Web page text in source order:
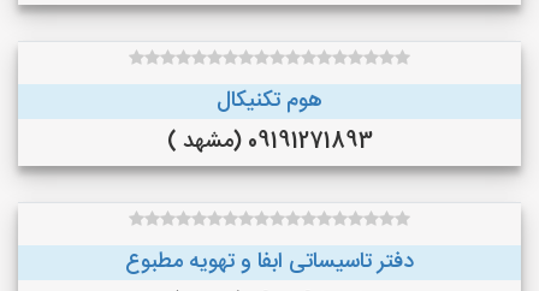
هوم تکنیکال
09191271893 (مشهد )
دفتر تاسیساتی ابفا و تهویه مطبوع